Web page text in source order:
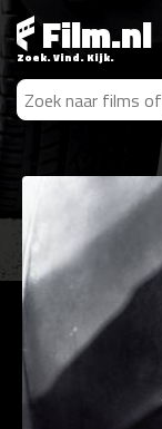
Film.nl
Zoek. Vind. Kijk.